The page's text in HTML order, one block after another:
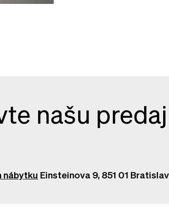
našu
nábytku Einsteinova 9, 851 01